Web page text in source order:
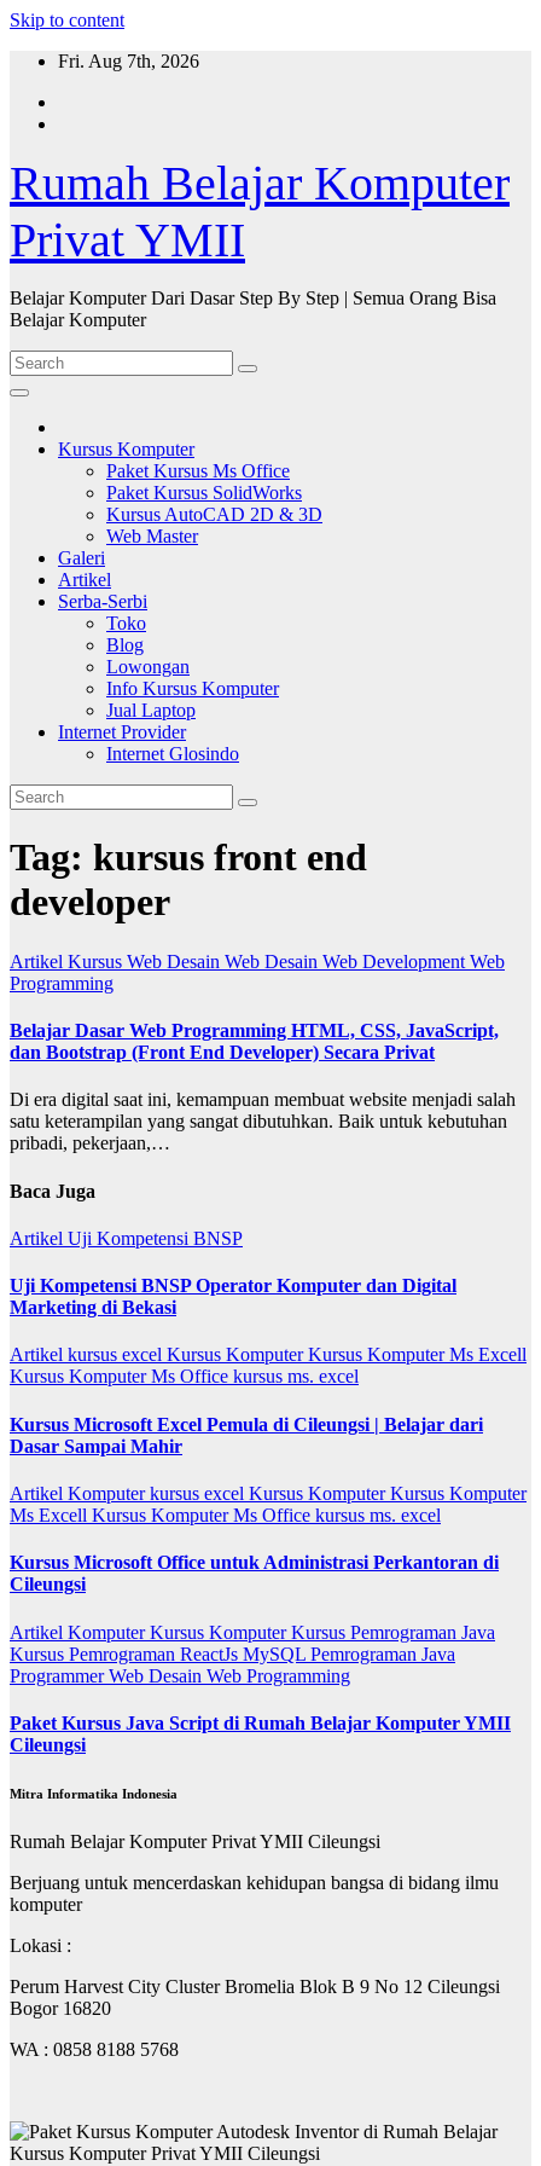
Skip to content
Fri. Aug 7th, 2026
Rumah Belajar Komputer
Privat YMII
Belajar Komputer Dari Dasar Step By Step | Semua Orang Bisa
Belajar Komputer
Kursus Komputer
Paket Kursus Ms Office
Paket Kursus SolidWorks
Kursus AutoCAD 2D & 3D
Web Master
Galeri
Artikel
Serba-Serbi
Toko
Blog
Lowongan
Info Kursus Komputer
Jual Laptop
Internet Provider
Internet Glosindo
Tag: kursus front end
developer
Artikel Kursus Web Desain Web Desain Web Development Web
Programming
Belajar Dasar Web Programming HTML, CSS, JavaScript,
dan Bootstrap (Front End Developer) Secara Privat
Di era digital saat ini, kemampuan membuat website menjadi salah
satu keterampilan yang sangat dibutuhkan. Baik untuk kebutuhan
pribadi, pekerjaan,…
Baca Juga
Artikel Uji Kompetensi BNSP
Uji Kompetensi BNSP Operator Komputer dan Digital
Marketing di Bekasi
Artikel kursus excel Kursus KomputerKursus Komputer Ms Excell
Kursus Komputer Ms Office kursus ms. excel
Kursus Microsoft Excel Pemula di Cileungsi | Belajar dari
Dasar Sampai Mahir
Artikel Komputerkursus excel Kursus KomputerKursus Komputer
Ms Excell Kursus Komputer Ms Office kursus ms. excel
Kursus Microsoft Office untuk Administrasi Perkantoran di
Cileungsi
Artikel KomputerKursus KomputerKursus Pemrograman Java
Kursus Pemrograman ReactJs MySQL Pemrograman Java
ProgrammerWeb Desain Web Programming
Paket Kursus Java Script di Rumah Belajar Komputer YMII
Cileungsi
Mitra Informatika Indonesia
Rumah Belajar Komputer Privat YMII Cileungsi
Berjuang untuk mencerdaskan kehidupan bangsa di bidang ilmu
komputer
Lokasi :
Perum Harvest City Cluster Bromelia Blok B 9 No 12 Cileungsi
Bogor 16820
WA : 0858 8188 5768